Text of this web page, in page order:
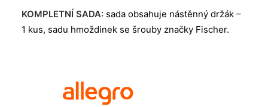
KOMPLETNÍ SADA: sada obsahuje nástěnný držák –
1 kus, sadu hmoždinek se šrouby značky Fischer.